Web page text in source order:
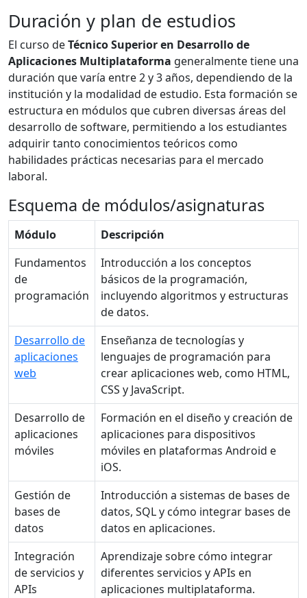
Duración y plan de estudios
El curso deTécnico Superior en Desarrollo de
Aplicaciones Multiplataforma generalmente tiene una
duración que varía entre 2 y 3 años, dependiendo de la
institución y la modalidad de estudio. Esta formación se
estructura en módulos que cubren diversas áreas del
desarrollo de software, permitiendo a los estudiantes
adquirir tanto conocimientos teóricos como
habilidades prácticas necesarias para el mercado
laboral.
Esquema de módulos/asignaturas
Módulo
Descripción
Fundamentos
de
programación
Introducción a los conceptos
básicos de la programación,
incluyendo algoritmos y estructuras
de datos.
Desarrollo de
aplicaciones
web
Enseñanza de tecnologías y
lenguajes de programación para
crear aplicaciones web, como HTML,
CSS y JavaScript.
Desarrollo de
aplicaciones
móviles
Formación en el diseño y creación de
aplicaciones para dispositivos
móviles en plataformas Android e
iOS.
Gestión de
bases de
datos
Introducción a sistemas de bases de
datos, SQL y cómo integrar bases de
datos en aplicaciones.
Integración
de servicios y
APIs
Aprendizaje sobre cómo integrar
diferentes servicios y APIs en
aplicaciones multiplataforma.